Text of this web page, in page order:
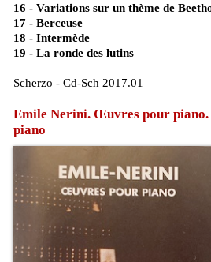
16 - Variations sur un thème de
17 - Berceuse
18 - Intermède
19 - La ronde des lutins
Scherzo - Cd-Sch 2017.01
Emile Nerini. Œuvres pour
piano